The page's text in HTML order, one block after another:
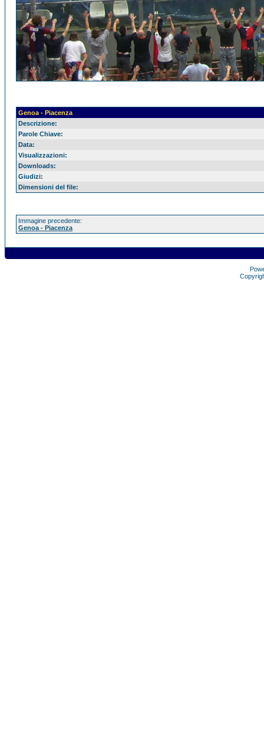
Genoa - Piacenza
Descrizione:
Parole Chiave:
Data:
Visualizzazioni:
Downloads:
Giudizi:
Dimensioni del file:
Immagine precedente:
Genoa - Piacenza